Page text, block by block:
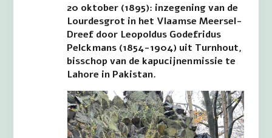
20 oktober (1895): inzegening van de
Lourdesgrot in het Vlaamse Meersel-
Dreef door Leopoldus Godefridus
Pelckmans (1854-1904) uit Turnhout,
bisschop van de kapucijnenmissie te
Lahore in Pakistan.